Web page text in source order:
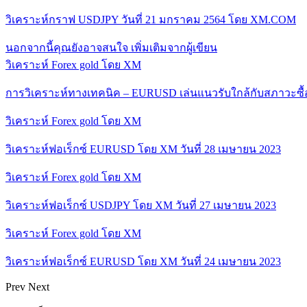
วิเคราะห์กราฟ USDJPY วันที่ 21 มกราคม 2564 โดย XM.COM
นอกจากนี้คุณยังอาจสนใจ เพิ่มเติมจากผู้เขียน
วิเคราะห์ Forex gold โดย XM
การวิเคราะห์ทางเทคนิค – EURUSD เล่นแนวรับใกล้กับสภาวะซื้
วิเคราะห์ Forex gold โดย XM
วิเคราะห์ฟอเร็กซ์ EURUSD โดย XM วันที่ 28 เมษายน 2023
วิเคราะห์ Forex gold โดย XM
วิเคราะห์ฟอเร็กซ์ USDJPY โดย XM วันที่ 27 เมษายน 2023
วิเคราะห์ Forex gold โดย XM
วิเคราะห์ฟอเร็กซ์ EURUSD โดย XM วันที่ 24 เมษายน 2023
Prev Next